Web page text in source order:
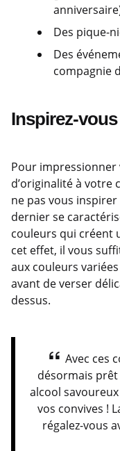
Des pique-
Des
compagnie
Inspirez-
Pour
d’originalité à votre
ne pas vous
dernier se
couleurs qui créent
cet effet, il vous
aux couleurs
avant de verser
dessus.
Avec ces
désormais
alcool
vos convives !
régalez-vous